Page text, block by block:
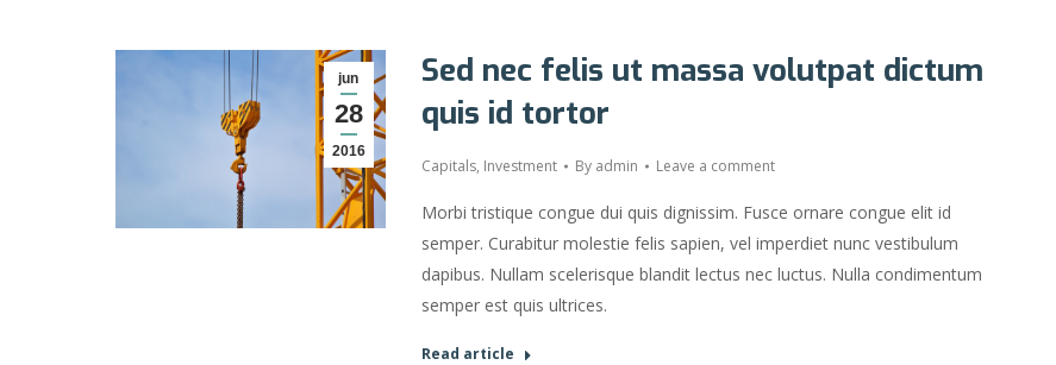
jun
28
2016
Sed nec felis ut massa volutpat dictum
quis id tortor
Capitals, Investment By admin Leave a comment
Morbi tristique congue dui quis dignissim. Fusce ornare congue elit id
semper. Curabitur molestie felis sapien, vel imperdiet nunc vestibulum
dapibus. Nullam scelerisque blandit lectus nec luctus. Nulla condimentum
semper est quis ultrices.
Read article